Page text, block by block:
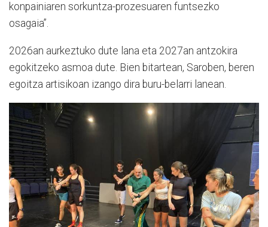
konpainiaren sorkuntza-prozesuaren funtsezko
osagaia”.
2026an aurkeztuko dute lana eta 2027an antzokira
egokitzeko asmoa dute. Bien bitartean, Saroben, beren
egoitza artisikoan izango dira buru-belarri lanean.